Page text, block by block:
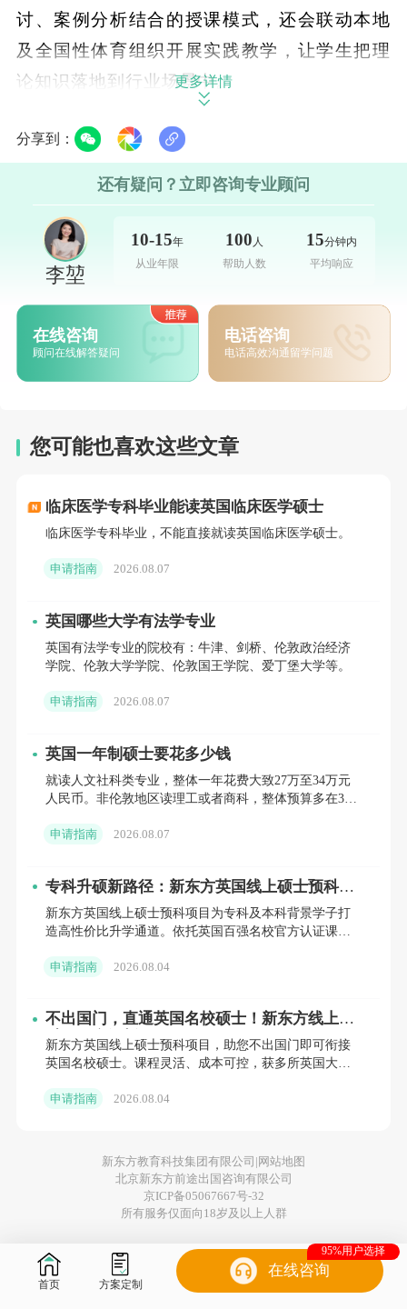
讨、案例分析结合的授课模式，还会联动本地
及全国性体育组织开展实践教学，让学生把理
论知识落地到行业场景中。
录取要求
需持有英国2:1荣誉学士学位，或国际同等
学历水平，本科均分需达到院校认可的标准。
优先接受体育类（体育管理、体育教育、
运动科学等）、社科类（市场营销、管理学、
公共政策、传媒、国际关系、政治学等）相关
专业背景的申请者。
雅思要求
总分不低于7.0，且听说读写四项单项分数
均不低于6.0
学费
职业方向
这门专业的课程设置贴合行业用人需求，
毕业生可进入体育领域多个细分赛道就业，也
括：
- 体育管理与运营：任职于体育俱乐部、体
育场馆、体育协会，负责日常运营、资源管
- 体育营销与赞助：从事体育品牌推广、赛
等岗位。
- 体育政策与发展：进入政府体育部门、公
共事业机构、非营利体育组织，参与体育政策
- 国际体育事务：加入国际体育组织、跨国
体育机构、体育公益社企，负责国际体育交
流、体育援助、跨区域体育项目管理。
- 体育赛事执行：参与各类体育赛事的策
划、组织、执行与后勤保障，覆盖职业赛事、
更多详情
分享到：
还有疑问？立即咨询专业顾问
李堃
10-15年
从业年限
100 人
帮助人数
15分钟内
平均响应
在线咨询
顾问在线解答疑问
电话咨询
电话高效沟通留学问题
您可能也喜欢这些文章
临床医学专科毕业能读英国临床医学硕士
临床医学专科毕业，不能直接就读英国临床医学硕士。
申请指南 2026.08.07
英国哪些大学有法学专业
英国有法学专业的院校有：牛津、剑桥、伦敦政治经济
学院、伦敦大学学院、伦敦国王学院、爱丁堡大学等。
申请指南 2026.08.07
英国一年制硕士要花多少钱
就读人文社科类专业，整体一年花费大致27万至34万元
人民币。非伦敦地区读理工或者商科，整体预算多在34
销38万
申请指南 2026.08.07
专科升硕新路径：新东方英国线上硕士预科，
低成本撬动世界百强名校
新东方英国线上硕士预科项目为专科及本科背景学子打
造高性价比升学通道。依托英国百强名校官方认证课
多领域，无缝衔接伯
申请指南 2026.08.04
不出国门，直通英国名校硕士！新东方线上预
科项目全解析
新东方英国线上硕士预科项目，助您不出国门即可衔接
英国名校硕士。课程灵活、成本可控，获多所英国大学
教学支持。立即咨
申请指南 2026.08.04
新东方教育科技集团有限公司| 网站地图
北京新东方前途出国咨询有限公司
京ICP备05067667号-32
所有服务仅面向18岁及以上人群
首页 方案定制
在线咨询
95%用户选择